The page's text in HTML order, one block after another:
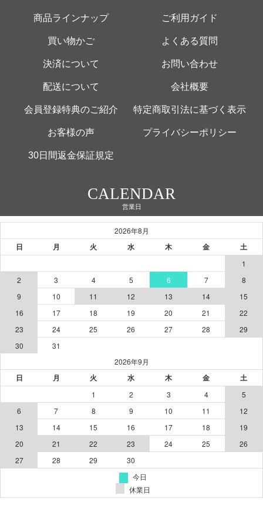
商品ラインナップ ご利用ガイド
買い物かご よくある質問
決済について お問い合わせ
配送について 会社概要
会員登録特典のご紹介 特定商取引法に基づく表示
お客様の声 プライバシーポリシー
30日間返金保証規定
CALENDAR
営業日